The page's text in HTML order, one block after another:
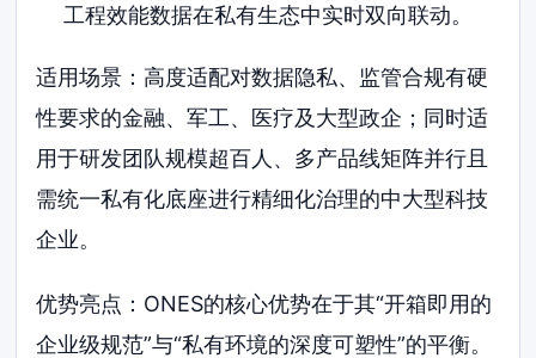
工程效能数据在私有生态中实时双向联动。
适用场景：高度适配对数据隐私、监管合规有硬
性要求的金融、军工、医疗及大型政企；同时适
用于研发团队规模超百人、多产品线矩阵并行且
需统一私有化底座进行精细化治理的中大型科技
企业。
优势亮点：ONES的核心优势在于其“开箱即用的
企业级规范”与“私有环境的深度可塑性”的平衡。